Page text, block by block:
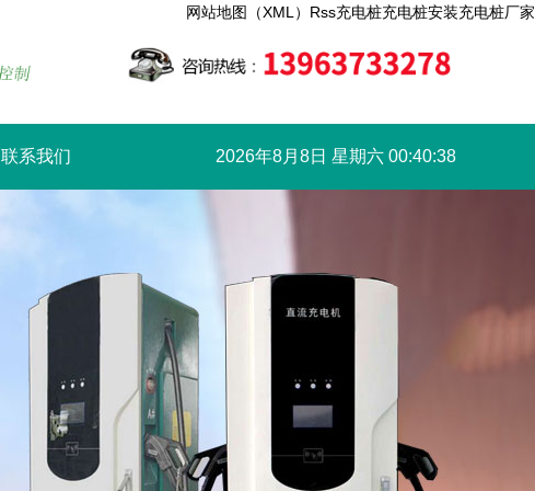
网站地图（XML） Rss充电桩充电桩安装充电桩厂家
联系我们 2026年8月8日 星期六 00:40:38